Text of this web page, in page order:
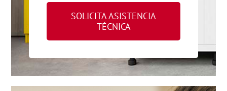
SOLICITA ASISTENCIA
TÉCNICA